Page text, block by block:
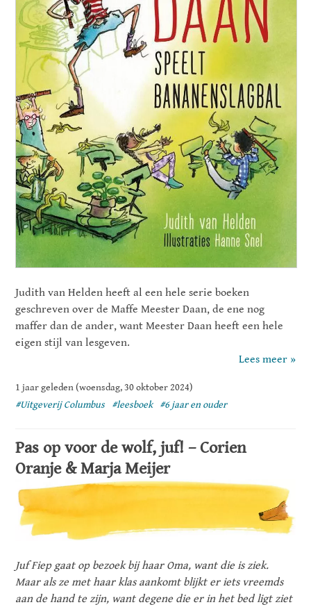
Judith van Helden heeft al een hele serie boeken
geschreven over de Maffe Meester Daan, de ene nog
maffer dan de ander, want Meester Daan heeft een hele
eigen stijl van lesgeven.
Lees meer »
1 jaar geleden (woensdag, 30 oktober 2024)
#Uitgeverij Columbus
#leesboek #6 jaar en ouder
Pas op voor de wolf, juf! – Corien
Oranje & Marja Meijer
Juf Fiep gaat op bezoek bij haar Oma, want die is ziek.
Maar als ze met haar klas aankomt blijkt er iets vreemds
aan de hand te zijn, want degene die er in het bed ligt ziet